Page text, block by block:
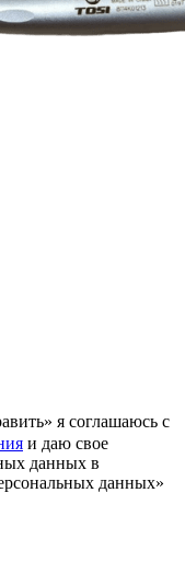
я соглашаюсь с
и даю свое
данных в
данных»